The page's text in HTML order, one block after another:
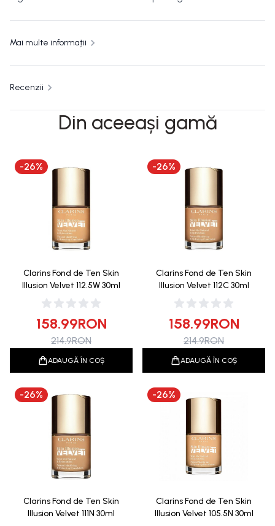
Mai multe informații
Recenzii
Din aceeași gamă
-26%
Clarins Fond de Ten Skin
Illusion Velvet 112.5W 30ml
158.99RON
214.9RON
ADAUGĂ ÎN COȘ
-26%
Clarins Fond de Ten Skin
Illusion Velvet 112C 30ml
158.99RON
214.9RON
ADAUGĂ ÎN COȘ
-26%
Clarins Fond de Ten Skin
Illusion Velvet 111N 30ml
-26%
Clarins Fond de Ten Skin
Illusion Velvet 105.5N 30ml